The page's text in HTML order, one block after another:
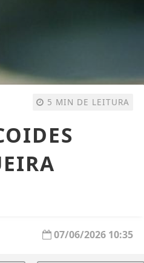
5 MIN DE LEITURA
07/06/2026 10:35